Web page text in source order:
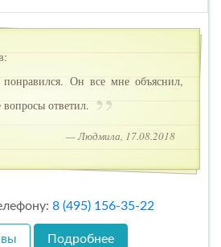
Он все мне объяснил,
вопросы ответил.
— Людмила, 17.08.2018
8 (495) 156-35-22
Подробнее